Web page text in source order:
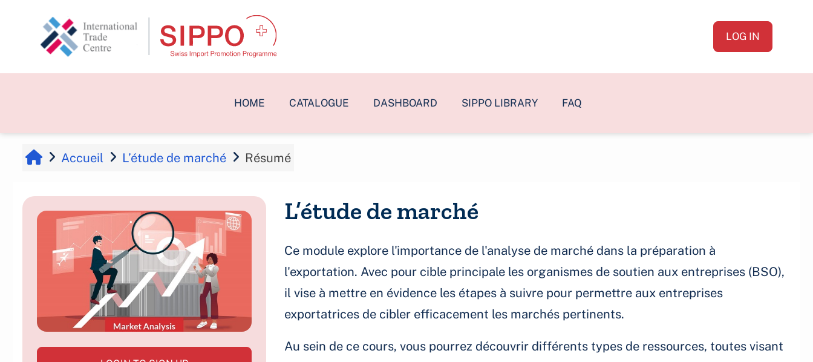
LOG IN
HOME CATALOGUE DASHBOARD SIPPO LIBRARY FAQ
Accueil L’étude de marché Résumé
L’étude de marché
Ce module explore l'importance de l'analyse de marché dans la préparation à
l'exportation. Avec pour cible principale les organismes de soutien aux entreprises (BSO),
il vise à mettre en évidence les étapes à suivre pour permettre aux entreprises
exportatrices de cibler efficacement les marchés pertinents.
Au sein de ce cours, vous pourrez découvrir différents types de ressources, toutes visant